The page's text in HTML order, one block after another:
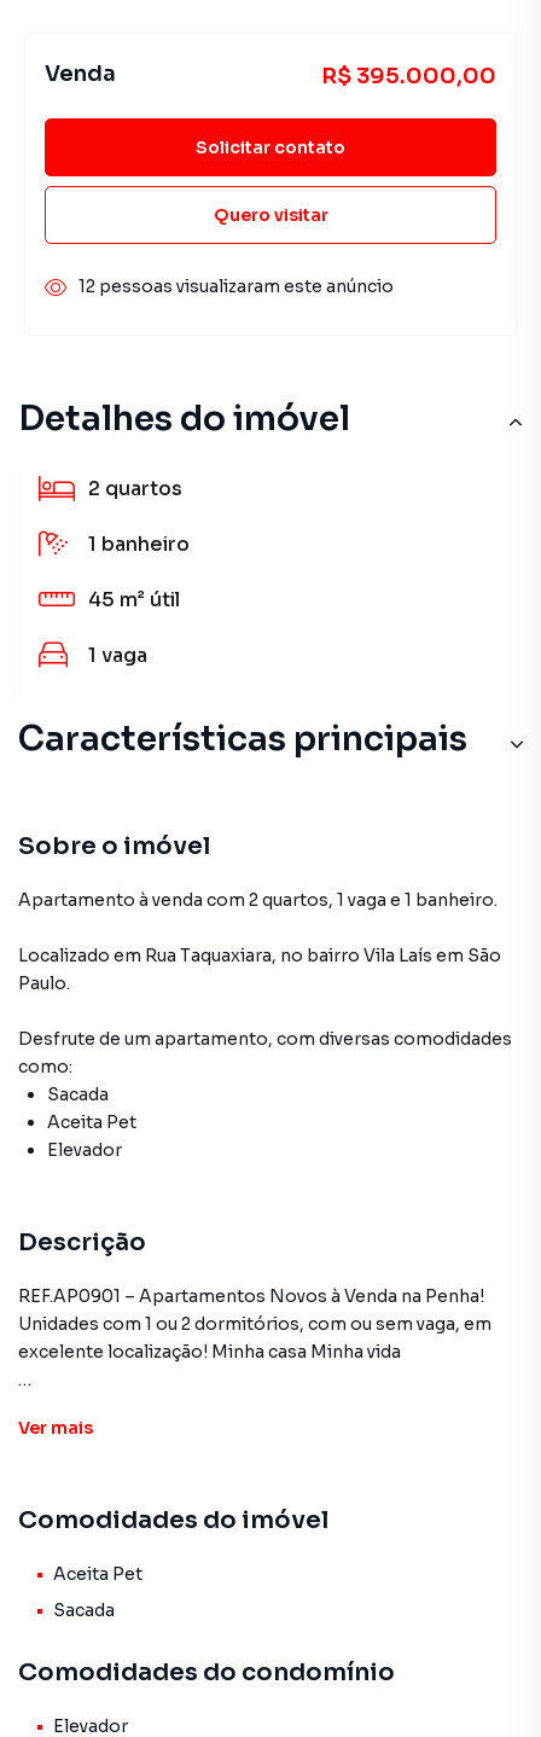
Detalhes do imóvel
2 quartos
1 banheiro
45 m² útil
1 vaga
Características principais
Sobre o imóvel
Apartamento à venda com 2 quartos, 1 vaga e 1 banheiro.
Localizado em Rua Taquaxiara, no bairro Vila Laís em São
Paulo.
Desfrute de um apartamento, com diversas comodidades
como:
Sacada
Aceita Pet
Elevador
Descrição
REF.AP0901 – Apartamentos Novos à Venda na Penha!
Unidades com 1 ou 2 dormitórios, com ou sem vaga, em
excelente localização! Minha casa Minha vida
investir? Essa é a oportunidade ideal!
Fácil acesso à Av. Amador Bueno da Veiga e Av. Calim Eid,
serviços.
distribuídas e com ótimo padrão de acabamento!
Ver mais
Comodidades do imóvel
Aceita Pet
Sacada
Comodidades do condomínio
Elevador
Venda R$ 395.000,00
Solicitar contato
Quero visitar
12 pessoas visualizaram este anúncio